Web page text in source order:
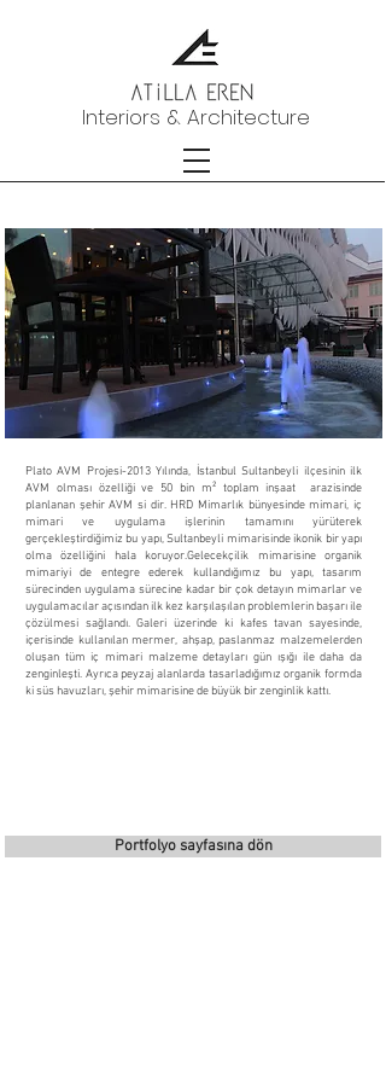
Interiors & Architecture
Plato AVM Projesi-2013 Yılında, İstanbul Sultanbeyli ilçesinin ilk
AVM olması özelliği ve 50 bin m² toplam inşaat arazisinde
planlanan şehir AVM si dir. HRD Mimarlık bünyesinde mimari, iç
mimari ve uygulama işlerinin tamamını yürüterek
gerçekleştirdiğimiz bu yapı, Sultanbeyli mimarisinde ikonik bir yapı
olma özelliğini hala koruyor.Gelecekçilik mimarisine organik
mimariyi de entegre ederek kullandığımız bu yapı, tasarım
sürecinden uygulama sürecine kadar bir çok detayın mimarlar ve
uygulamacılar açısından ilk kez karşılaşılan problemlerin başarı ile
çözülmesi sağlandı. Galeri üzerinde ki kafes tavan sayesinde,
içerisinde kullanılan mermer, ahşap, paslanmaz malzemelerden
oluşan tüm iç mimari malzeme detayları gün ışığı ile daha da
zenginleşti. Ayrıca peyzaj alanlarda tasarladığımız organik formda
ki süs havuzları, şehir mimarisine de büyük bir zenginlik kattı.
Portfolyo sayfasına dön